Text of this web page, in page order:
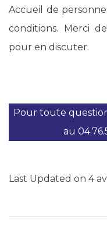
Accueil de
conditions. Merci
pour en discuter.
Pour toute
au
Last Updated on 4